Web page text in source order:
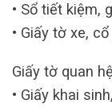
• Sổ tiết kiệm,
• Giấy tờ xe,
Giấy tờ quan
• Giấy khai